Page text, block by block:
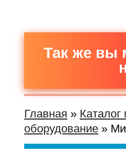
Так же вы
Главная » Каталог
оборудование »